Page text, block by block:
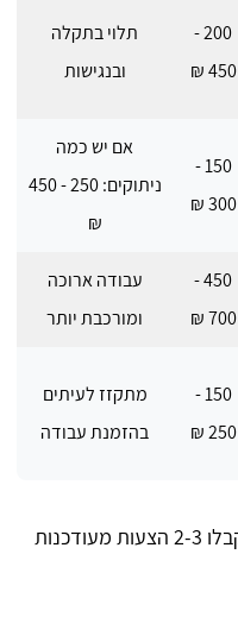
200 -
450 ₪
תלוי בתקלה
ובנגישות
150 -
300 ₪
אם יש כמה
ניתוקים: 250 - 450
₪
450 -
700 ₪
עבודה ארוכה
ומורכבת יותר
150 -
250 ₪
מתקזז לעיתים
בהזמנת עבודה
המחירים משוערים ונועדו להכוונה. קבלו 2-3 הצעות מעודכנות